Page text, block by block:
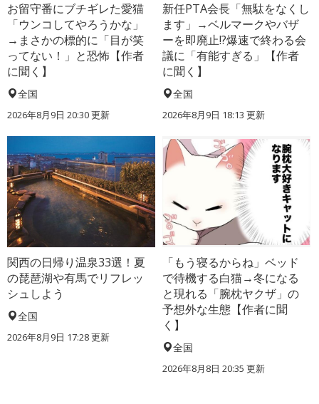
お留守番にブチギレた愛猫
「ウンコしてやろうかな」
→まさかの標的に「目が笑
ってない！」と恐怖【作者
に聞く】
全国
2026年8月9日 20:30更新
新任PTA会長「無駄をなくし
ます」→ベルマークやバザ
ーを即廃止!?爆速で終わる会
議に「有能すぎる」【作者
に聞く】
全国
2026年8月9日 18:13 更新
関西の日帰り温泉33選！夏
の琵琶湖や有馬でリフレッ
シュしよう
全国
2026年8月9日 17:28更新
「もう寝るからね」ベッド
で待機する白猫→冬になる
と現れる「腕枕ヤクザ」の
予想外な生態【作者に聞
く】
全国
2026年8月8日 20:35 更新